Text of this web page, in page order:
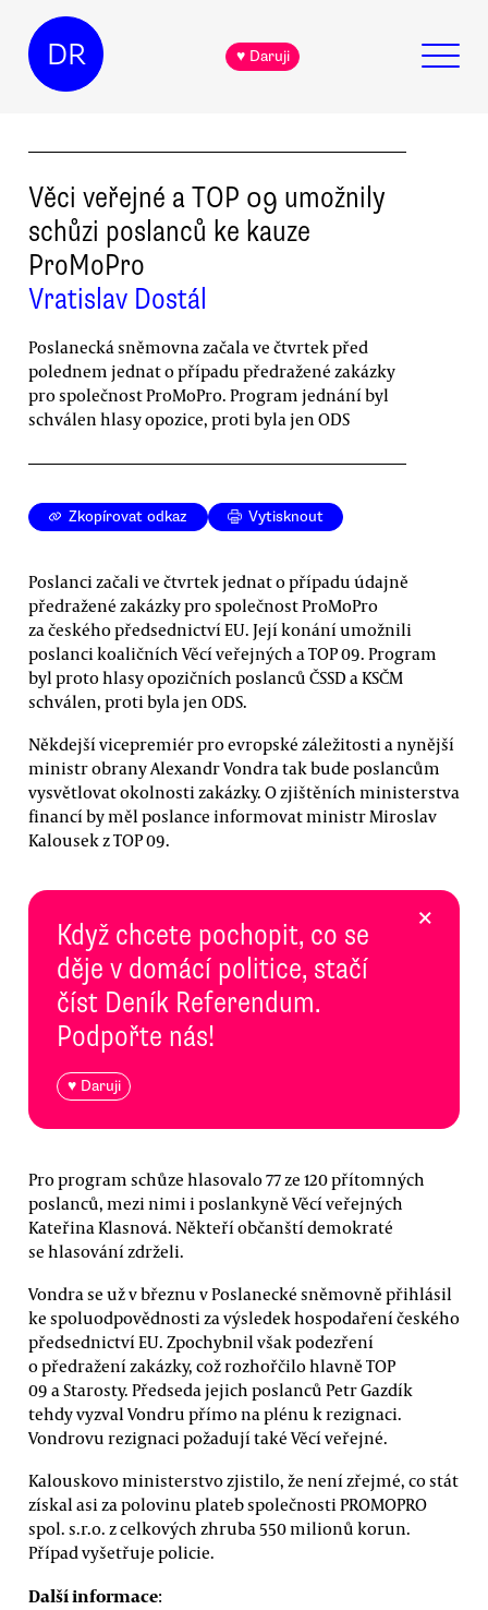
DR ♥ Daruji
Věci veřejné a TOP 09 umožnily
schůzi poslanců ke kauze
ProMoPro
Vratislav Dostál
Poslanecká sněmovna začala ve čtvrtek před
polednem jednat o případu předražené zakázky
pro společnost ProMoPro. Program jednání byl
schválen hlasy opozice, proti byla jen ODS
Zkopírovat odkaz Vytisknout
Poslanci začali ve čtvrtek jednat o případu údajně
předražené zakázky pro společnost ProMoPro
za českého předsednictví EU. Její konání umožnili
poslanci koaličních Věcí veřejných a TOP 09. Program
byl proto hlasy opozičních poslanců ČSSD a KSČM
schválen, proti byla jen ODS.
Někdejší vicepremiér pro evropské záležitosti a nynější
ministr obrany Alexandr Vondra tak bude poslancům
vysvětlovat okolnosti zakázky. O zjištěních ministerstva
financí by měl poslance informovat ministr Miroslav
Kalousek z TOP 09.
Když chcete pochopit, co se
děje v domácí politice, stačí
číst Deník Referendum.
Podpořte nás!
♥ Daruji
×
Pro program schůze hlasovalo 77 ze 120 přítomných
poslanců, mezi nimi i poslankyně Věcí veřejných
Kateřina Klasnová. Někteří občanští demokraté
se hlasování zdrželi.
Vondra se už v březnu v Poslanecké sněmovně přihlásil
ke spoluodpovědnosti za výsledek hospodaření českého
předsednictví EU. Zpochybnil však podezření
o předražení zakázky, což rozhořčilo hlavně TOP
09 a Starosty. Předseda jejich poslanců Petr Gazdík
tehdy vyzval Vondru přímo na plénu k rezignaci.
Vondrovu rezignaci požadují také Věcí veřejné.
Kalouskovo ministerstvo zjistilo, že není zřejmé, co stát
získal asi za polovinu plateb společnosti PROMOPRO
spol. s.r.o. z celkových zhruba 550 milionů korun.
Případ vyšetřuje policie.
Další informace: